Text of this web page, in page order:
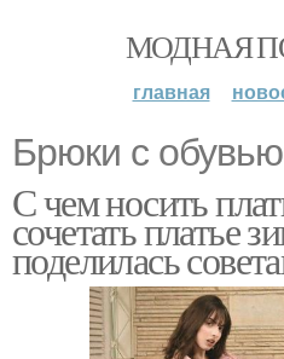
МОДНАЯ
главная
Брюки с обувью
С чем носить
сочетать платье
поделилась